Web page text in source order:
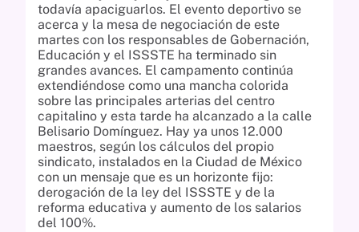
todavía apaciguarlos. El evento deportivo se
acerca y la mesa de negociación de este
martes con los responsables de Gobernación,
Educación y el ISSSTE ha terminado sin
grandes avances. El campamento continúa
extendiéndose como una mancha colorida
sobre las principales arterias del centro
capitalino y esta tarde ha alcanzado a la calle
Belisario Domínguez. Hay ya unos 12.000
maestros, según los cálculos del propio
sindicato, instalados en la Ciudad de México
con un mensaje que es un horizonte fijo:
derogación de la ley del ISSSTE y de la
reforma educativa y aumento de los salarios
del 100%.